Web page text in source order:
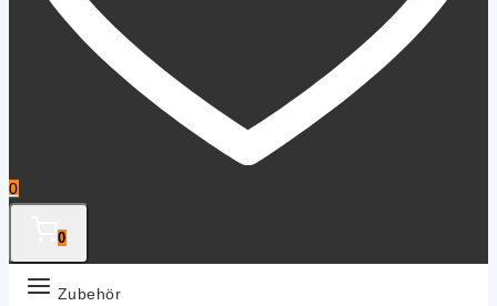
0
0
Zubehör